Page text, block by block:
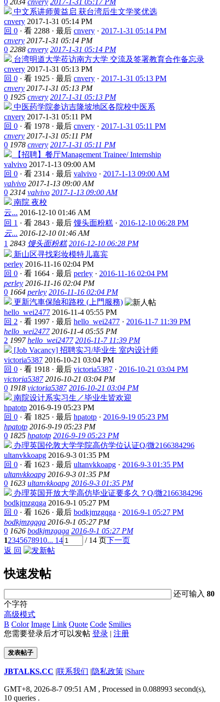
0 2034 cnvery 2017-1-31 05:17 PM
中文系讲师黄益启 获台湾后生文学奖优选
cnvery 2017-1-31 05:14 PM
回 0 · 看 2288 · 最后 cnvery · 2017-1-31 05:14 PM
cnvery 2017-1-31 05:14 PM
0 2288 cnvery 2017-1-31 05:14 PM
台湾明道大学莅访南方大学 交流及签署教育合作备忘录
cnvery 2017-1-31 05:13 PM
回 0 · 看 1925 · 最后 cnvery · 2017-1-31 05:13 PM
cnvery 2017-1-31 05:13 PM
0 1925 cnvery 2017-1-31 05:13 PM
中医药学院参访吉隆坡地区各院校中医系
cnvery 2017-1-31 05:11 PM
回 0 · 看 1978 · 最后 cnvery · 2017-1-31 05:11 PM
cnvery 2017-1-31 05:11 PM
0 1978 cnvery 2017-1-31 05:11 PM
【招聘】餐厅Management Trainee/ Internship
valvivo 2017-1-13 09:00 AM
回 0 · 看 2314 · 最后 valvivo · 2017-1-13 09:00 AM
valvivo 2017-1-13 09:00 AM
0 2314 valvivo 2017-1-13 09:00 AM
南院 夜校
云... 2016-12-10 01:46 AM
回 1 · 看 2843 · 最后 馒头面粉糕 · 2016-12-10 06:28 PM
云... 2016-12-10 01:46 AM
1 2843 馒头面粉糕 2016-12-10 06:28 PM
新山区寻找彩妆模特儿嘉宾
perley 2016-11-16 02:04 PM
回 0 · 看 1664 · 最后 perley · 2016-11-16 02:04 PM
perley 2016-11-16 02:04 PM
0 1664 perley 2016-11-16 02:04 PM
更新汽車保險和路稅 (上門服務)
hello_wei2477 2016-11-4 05:55 PM
回 2 · 看 1997 · 最后 hello_wei2477 · 2016-11-7 11:39 PM
hello_wei2477 2016-11-4 05:55 PM
2 1997 hello_wei2477 2016-11-7 11:39 PM
[Job Vacancy] 招聘实习/毕业生 室内设计师
victoria5387 2016-10-21 03:04 PM
回 0 · 看 1918 · 最后 victoria5387 · 2016-10-21 03:04 PM
victoria5387 2016-10-21 03:04 PM
0 1918 victoria5387 2016-10-21 03:04 PM
南院设计系实习生／毕业生皆欢迎
hpatotp 2016-9-19 05:23 PM
回 0 · 看 1825 · 最后 hpatotp · 2016-9-19 05:23 PM
hpatotp 2016-9-19 05:23 PM
0 1825 hpatotp 2016-9-19 05:23 PM
办理英国伦敦大学学院高仿学位认证Q/微2166384296
ultanvkkoapg 2016-9-3 01:35 PM
回 0 · 看 1623 · 最后 ultanvkkoapg · 2016-9-3 01:35 PM
ultanvkkoapg 2016-9-3 01:35 PM
0 1623 ultanvkkoapg 2016-9-3 01:35 PM
办理英国开放大学高仿毕业证要多久？Q/微2166384296
bodkjmzgqga 2016-9-1 05:27 PM
回 0 · 看 1626 · 最后 bodkjmzgqga · 2016-9-1 05:27 PM
bodkjmzgqga 2016-9-1 05:27 PM
0 1626 bodkjmzgqga 2016-9-1 05:27 PM
12345678910... 14 / 14 页下一页
返 回
快速发帖
还可输入80
个字符
高级模式
B Color Image Link Quote Code Smilies
您需要登录后才可以发帖 登录 | 注册
发表帖子
JBTALKS.CC |联系我们 |隐私政策 |Share
GMT+8, 2026-8-7 09:51 AM , Processed in 0.088993 second(s),
10 queries .